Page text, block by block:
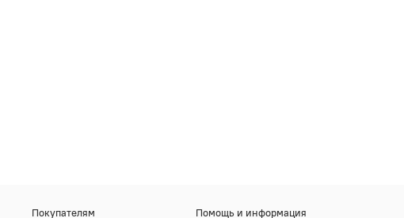
Покупателям Помощь и информация